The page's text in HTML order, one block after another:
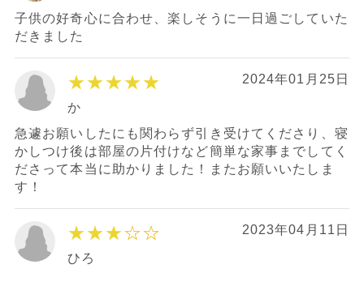
子供の好奇心に合わせ、楽しそうに一日過ごしていた
だきました
★★★★★ 2024年01月25日
か
急遽お願いしたにも関わらず引き受けてくださり、寝
かしつけ後は部屋の片付けなど簡単な家事までしてく
ださって本当に助かりました！またお願いいたしま
す！
★★★☆☆ 2023年04月11日
ひろ